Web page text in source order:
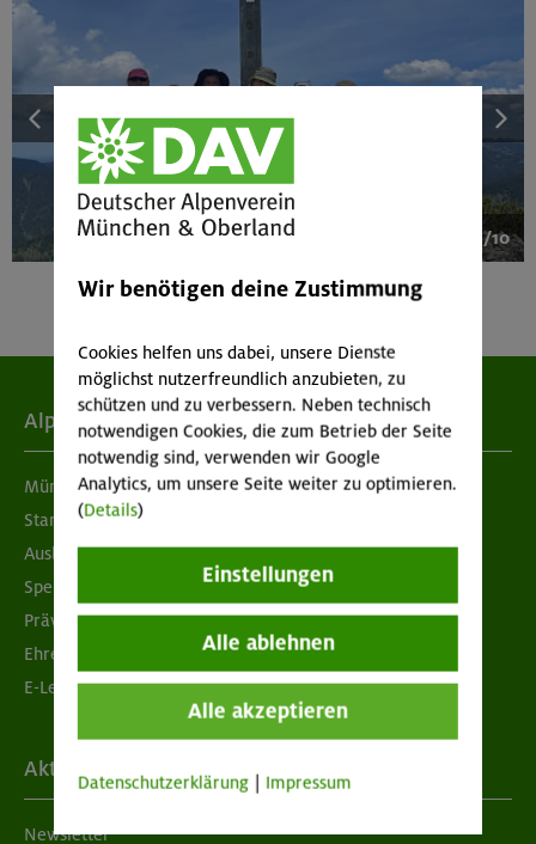
1/10
Alpenverein
München & Oberland
Standorte
Ausbildung & Jobs
Spenden
Prävention sexualisierter Gewalt
Ehrenamtsbörse
E-Learning
Aktuelles
Newsletter
Wir benötigen deine Zustimmung
Cookies helfen uns dabei, unsere Dienste
möglichst nutzerfreundlich anzubieten, zu
schützen und zu verbessern. Neben technisch
notwendigen Cookies, die zum Betrieb der Seite
notwendig sind, verwenden wir Google
Analytics, um unsere Seite weiter zu optimieren.
(Details)
Einstellungen
Alle ablehnen
Alle akzeptieren
Datenschutzerklärung Impressum